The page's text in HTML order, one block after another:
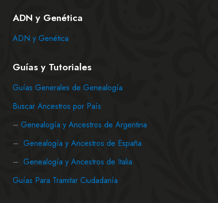
ADN y Genética
ADN y Genética
Guías y Tutoriales
Guías Generales de Genealogía
Buscar Ancestros por País
– Genealogía y Ancestros de Argentina
– Genealogía y Ancestros de España
– Genealogía y Ancestros de Italia
Guías Para Tramitar Ciudadanía